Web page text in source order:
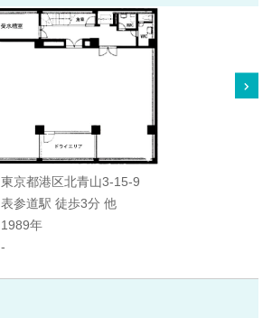
東京都港区北青山3-15-9
表参道駅 徒歩3分 他
1989年
-